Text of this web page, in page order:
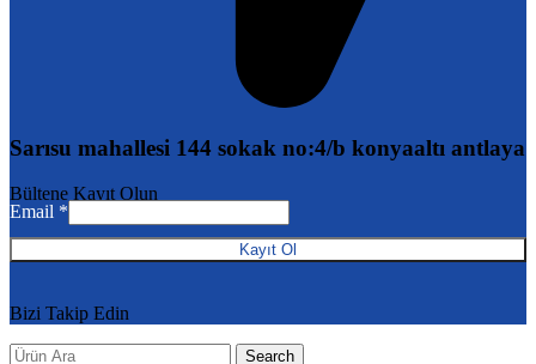
Sarısu mahallesi 144 sokak no:4/b konyaaltı antlaya
Bültene Kayıt Olun
Email
Email *
Kayıt Ol
Bizi Takip Edin
Search